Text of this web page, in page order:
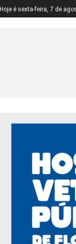
Hoje é sexta-feira, 7 de